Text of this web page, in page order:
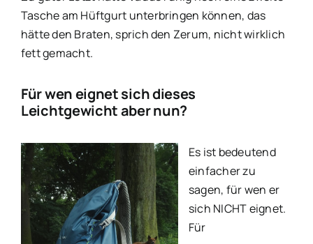
Tasche am Hüftgurt unterbringen können, das
hätte den Braten, sprich den Zerum, nicht wirklich
fett gemacht.
Für wen eignet sich dieses
Leichtgewicht aber nun?
Es ist bedeutend
einfacher zu
sagen, für wen er
sich NICHT eignet.
Für